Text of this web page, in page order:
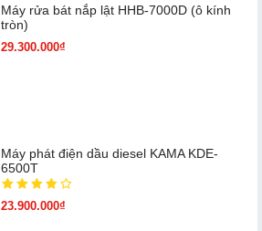
Máy rửa bát nắp lật HHB-7000D (ô kính
tròn)
29.300.000₫
Máy phát điện dầu diesel KAMA KDE-
6500T
23.900.000₫